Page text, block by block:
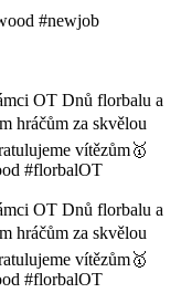
#newjob